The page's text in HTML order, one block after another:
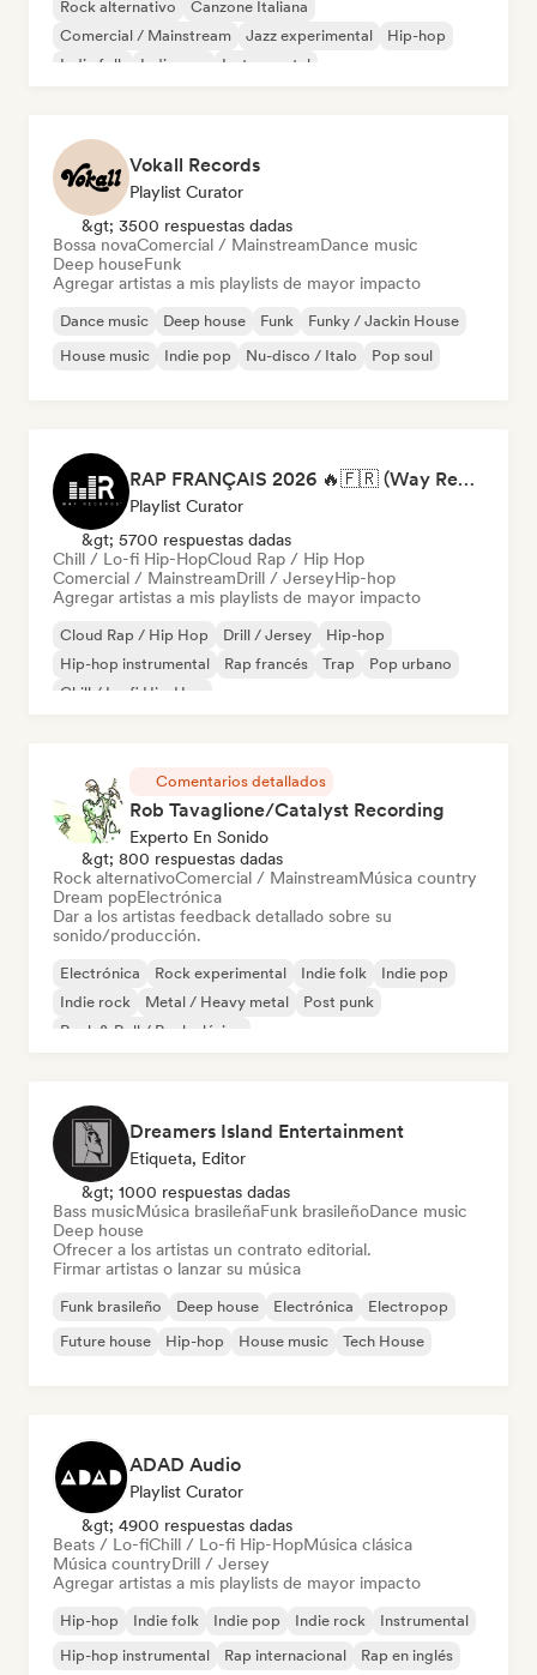
Rock alternativo
Canzone Italiana
Comercial / Mainstream
Jazz experimental
Hip-hop
Indie folk
Indie pop Instrumental
Vokall Records
Playlist Curator
&gt; 3500 respuestas dadas
Bossa novaComercial / MainstreamDance music
Deep houseFunk
Agregar artistas a mis playlists de mayor impacto
Dance music Deep house Funk
Funky / Jackin House
House music
Indie pop Nu-disco / Italo Pop soul
RAP FRANÇAIS 2026 🔥🇫🇷 (Way Records)
Playlist Curator
&gt; 5700 respuestas dadas
Chill / Lo-fi Hip-HopCloud Rap / Hip Hop
Comercial / MainstreamDrill / JerseyHip-hop
Agregar artistas a mis playlists de mayor impacto
Cloud Rap / Hip Hop Drill / Jersey
Hip-hop
Hip-hop instrumental
Rap francés Trap
Pop urbano
Chill / Lo-fi Hip-Hop
Comentarios detallados
Rob Tavaglione/Catalyst Recording
Experto En Sonido
&gt; 800 respuestas dadas
Rock alternativoComercial / MainstreamMúsica country
Dream popElectrónica
Dar a los artistas feedback detallado sobre su
sonido/producción.
Electrónica Rock experimental Indie folk
Indie pop
Indie rock
Metal / Heavy metal
Post punk
Rock & Roll / Rock clásico
Dreamers Island Entertainment
Etiqueta, Editor
&gt; 1000 respuestas dadas
Bass musicMúsica brasileñaFunk brasileñoDance music
Deep house
Ofrecer a los artistas un contrato editorial.
Firmar artistas o lanzar su música
Funk brasileño Deep house Electrónica
Electropop
Future house
Hip-hop House music Tech House
ADAD Audio
Playlist Curator
&gt; 4900 respuestas dadas
Beats / Lo-fiChill / Lo-fi Hip-HopMúsica clásica
Música countryDrill / Jersey
Agregar artistas a mis playlists de mayor impacto
Hip-hop Indie folk Indie pop Indie rock
Instrumental
Hip-hop instrumental
Rap internacional Rap en inglés